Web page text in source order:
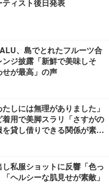
ィスト後日発表
、島でとれたフルーツ合
ジ披露「新鮮で美味しそ
が最高」の声
しには無理がありました」
用で美脚スラリ「さすがの
貸し借りできる関係が素
私服ショットに反響「色っ
ヘルシーな肌見せが素敵」